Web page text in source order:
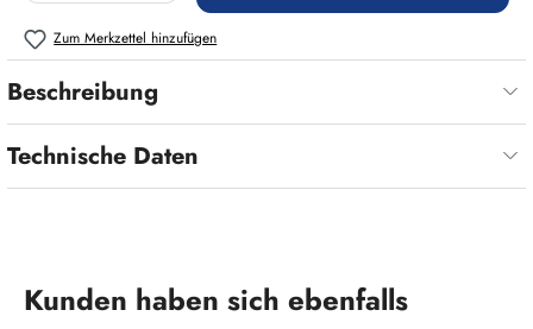
Zum Merkzettel hinzufügen
Beschreibung
Technische Daten
Produktgalerie überspringen
Kunden haben sich ebenfalls